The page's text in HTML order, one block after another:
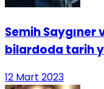
Semih
bilardoda tarih
12 Mart 2023